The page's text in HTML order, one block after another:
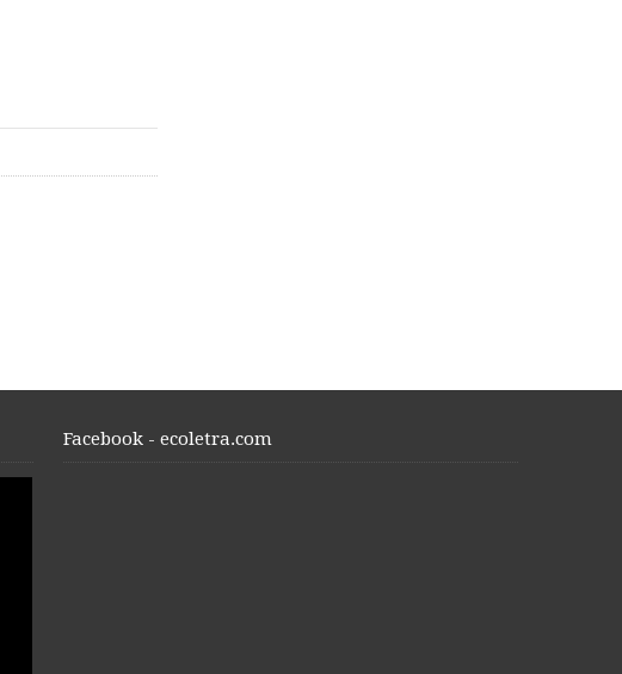
Facebook - ecoletra.com